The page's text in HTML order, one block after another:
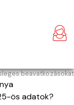
beavatkozásokat
ös adatok?